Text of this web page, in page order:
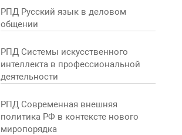
РПД Русский язык в деловом
общении
РПД Системы искусственного
интеллекта в профессиональной
деятельности
РПД Современная внешняя
политика РФ в контексте нового
миропорядка